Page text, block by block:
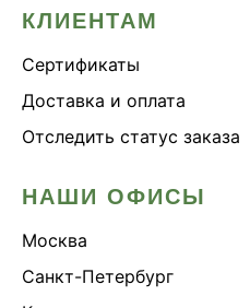
КЛИЕНТАМ
Сертификаты
Доставка и оплата
Отследить статус заказа
НАШИ ОФИСЫ
Москва
Санкт-Петербург